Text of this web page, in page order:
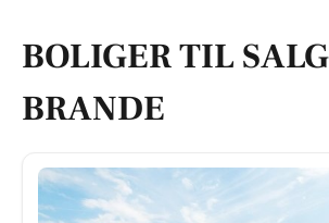
BOLIGER TIL
BRANDE